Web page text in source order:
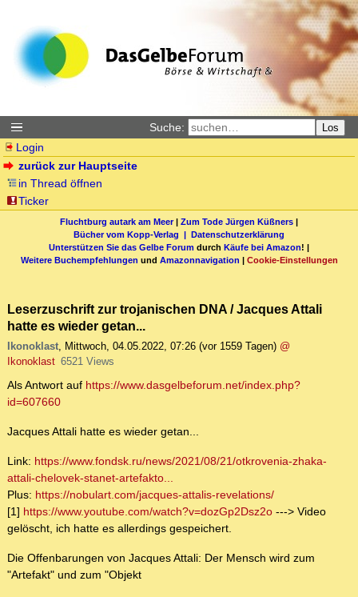
Suche: Los
Login
zurück zur Hauptseite
in Thread öffnen
Ticker
Fluchtburg autark am Meer| Zum Tode Jürgen Küßners |
Bücher vom Kopp-Verlag | Datenschutzerklärung
Unterstützen Sie das Gelbe Forum durch Käufe bei Amazon! |
Weitere Buchempfehlungen und Amazonnavigation | Cookie-Einstellungen
Leserzuschrift zur trojanischen DNA / Jacques Attali
hatte es wieder getan...
Ikonoklast, Mittwoch, 04.05.2022, 07:26 (vor 1559 Tagen) @
Ikonoklast 6521 Views
Als Antwort auf https://www.dasgelbeforum.net/index.php?
id=607660
Jacques Attali hatte es wieder getan...
Link: https://www.fondsk.ru/news/2021/08/21/otkrovenia-zhaka-
attali-chelovek-stanet-artefakto...
Plus: https://nobulart.com/jacques-attalis-revelations/
[1] https://www.youtube.com/watch?v=dozGp2Dsz2o ---> Video
gelöscht, ich hatte es allerdings gespeichert.
Die Offenbarungen von Jacques Attali: Der Mensch wird zum
"Artefakt" und zum "Objekt